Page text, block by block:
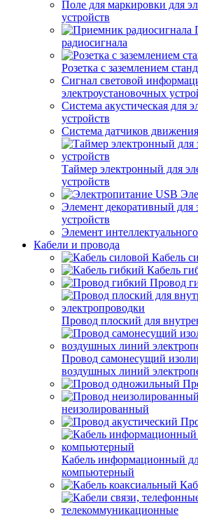
Поле для маркировки для
устройств
радиосигнала
Розетка с заземлением
Сигнал световой
электроустановочных
Система акустическая для
устройств
Система датчиков движения
Таймер электронный для
устройств
Элемент декоративный для
устройств
Элемент
Кабели и провода
Кабель
Кабель
Провод
Провод плоский для
Провод самонесущий
воздушных линий
неизолированный
Кабель информационный
компьютерный